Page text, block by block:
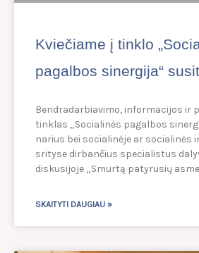
Kviečiame į tinklo
pagalbos sinergija“
Bendradarbiavimo, informacijos ir
tinklas „Socialinės pagalbos
narius bei socialinėje ar socialinės
srityse dirbančius specialistus
diskusijoje „Smurtą patyrusių
SKAITYTI DAUGIAU »